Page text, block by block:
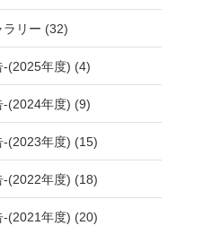
ラリー (32)
-(2025年度) (4)
-(2024年度) (9)
-(2023年度) (15)
-(2022年度) (18)
-(2021年度) (20)